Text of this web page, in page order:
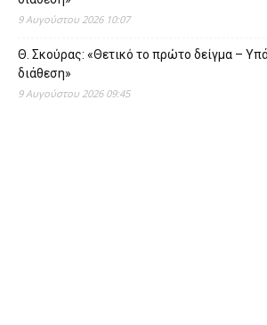
9 Αυγούστου 2026 10:07
Θ. Σκούρας: «Θετικό το πρώτο δείγμα –
διάθεση»
9 Αυγούστου 2026 09:45